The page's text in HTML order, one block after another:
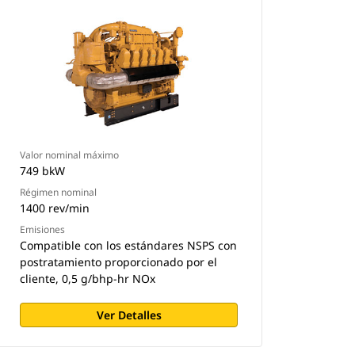
Valor nominal máximo
749 bkW
Régimen nominal
1400 rev/min
Emisiones
Compatible con los estándares NSPS con
postratamiento proporcionado por el
cliente, 0,5 g/bhp-hr NOx
Ver Detalles